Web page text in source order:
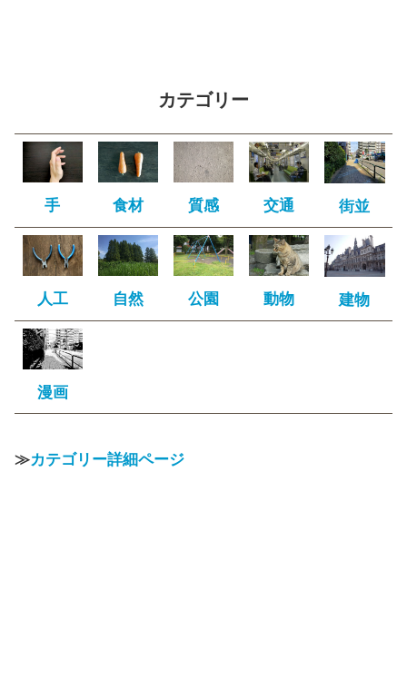
カテゴリー
手 食材 質感 交通 街並
人工 自然 公園 動物 建物
漫画
≫カテゴリー詳細ページ